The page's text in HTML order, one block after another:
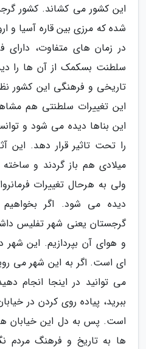
این کشور می کشاند. کشور
شده که مرزی بین قاره آسیا و
در زمان های متفاوت، دارای
سلطنت بسکمک از آن ها را
تاریخی و فرهنگی این کشور
این تغییرات سلطنتی هم
این بناها دیده می شود و
را تحت تاثیر قرار دهد. این
میلادی هم باز گردند و
ولی به هرحال تغییرات
دیده می شود. اگر
گرجستان یعنی شهر تفلیس
و هوای آن بپردازیم. این شهر
ای است. اگر به این شهر می
می توانید در اینجا انجام
ببرید، پیاده روی کردن در
است. پس به دل این خیابان
ها به تاریخ و فرهنگ مردم